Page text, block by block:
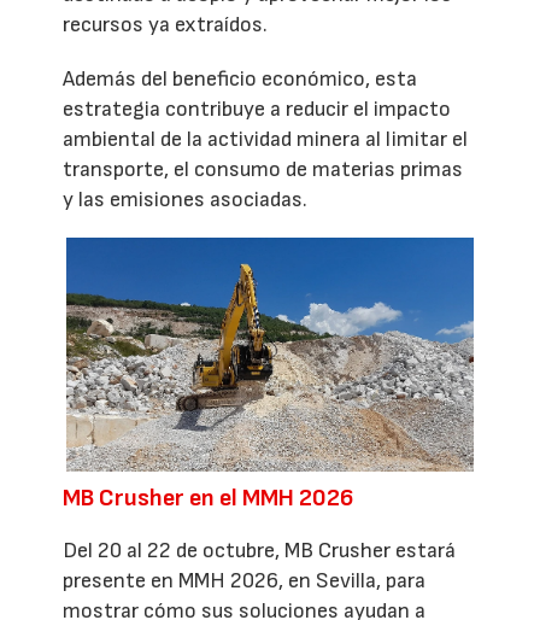
recursos ya extraídos.
Además del beneficio económico, esta
estrategia contribuye a reducir el impacto
ambiental de la actividad minera al limitar el
transporte, el consumo de materias primas
y las emisiones asociadas.
MB Crusher en el MMH 2026
Del 20 al 22 de octubre, MB Crusher estará
presente en MMH 2026, en Sevilla, para
mostrar cómo sus soluciones ayudan a